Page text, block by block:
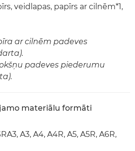
veidlapas, papīrs ar cilnēm*1,
ar cilnēm padeves
padeves piederumu
materiālu formāti
A3, A4, A4R, A5, A5R, A6R,